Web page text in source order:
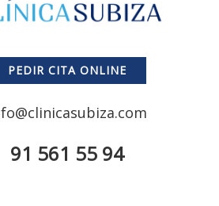
PEDIR CITA ONLINE
91 561 55 94